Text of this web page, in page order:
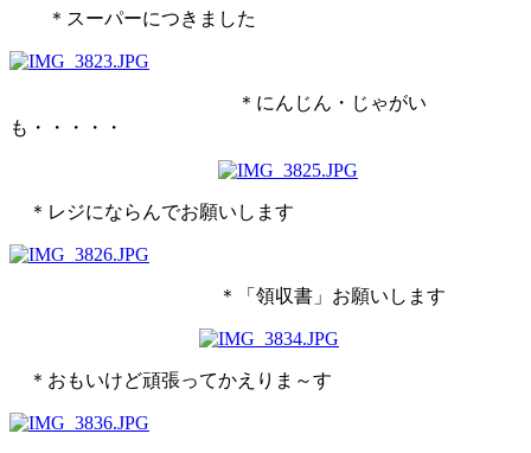
＊スーパーにつきました
＊にんじん・じゃがい
も・・・・・
＊レジにならんでお願いします
＊「領収書」お願いします
＊おもいけど頑張ってかえりま～す